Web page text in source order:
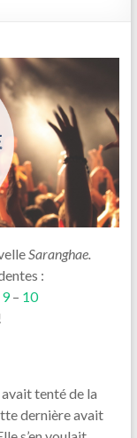
Saranghae.
:
9– 10
tenté de la
dernière avait